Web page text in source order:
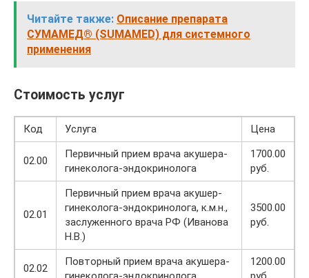
Читайте также: Описание препарата
СУМАМЕД® (SUMAMED) для системного
применения
Стоимость услуг
Код Услуга Цена
02.00
Первичный прием врача акушера-
гинеколога-эндокринолога
1700.00
руб.
02.01
Первичный прием врача акушер-
гинеколога-эндокринолога, к.м.н.,
заслуженного врача РФ (Иванова
Н.В.)
3500.00
руб.
02.02
Повторный прием врача акушера-
1200.00